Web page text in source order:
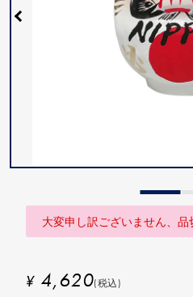
大変申し訳ございません、品
¥ 4,620(税込)